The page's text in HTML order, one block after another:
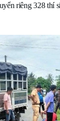
riêng 328 thí